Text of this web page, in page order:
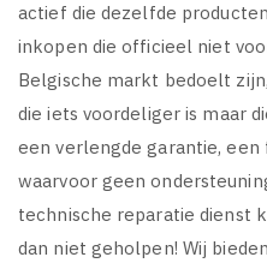
actief die dezelfde
inkopen die officieel niet
Belgische markt bedoelt
die iets voordeliger is maar
een verlengde garantie,
waarvoor geen
technische reparatie dienst
dan niet geholpen! Wij